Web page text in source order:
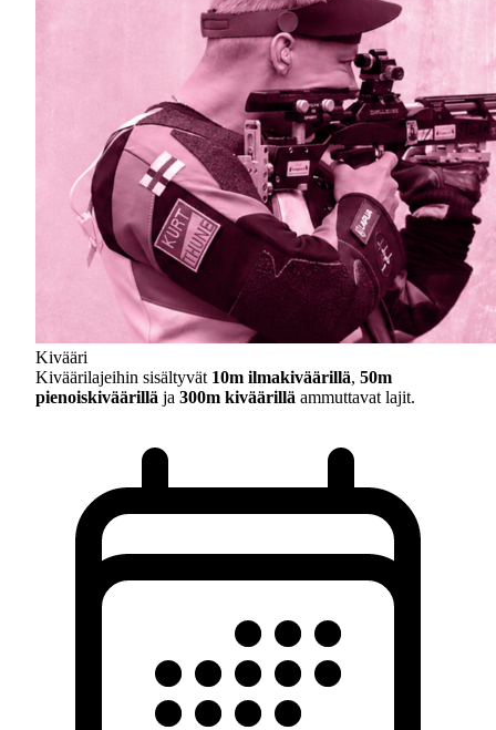
Kivääri
Kiväärilajeihin sisältyvät 10m ilmakiväärillä, 50m
pienoiskiväärillä ja 300m kiväärillä ammuttavat lajit.